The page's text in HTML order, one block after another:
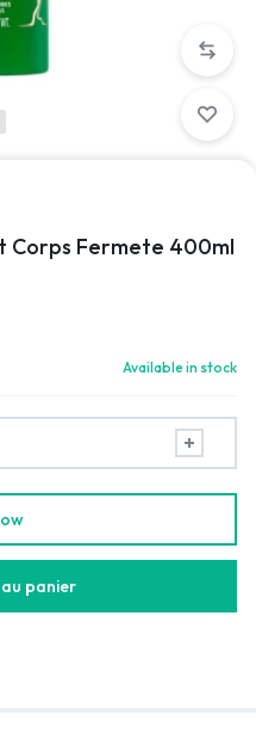
Corps Fermete 400ml
Available in stock
panier